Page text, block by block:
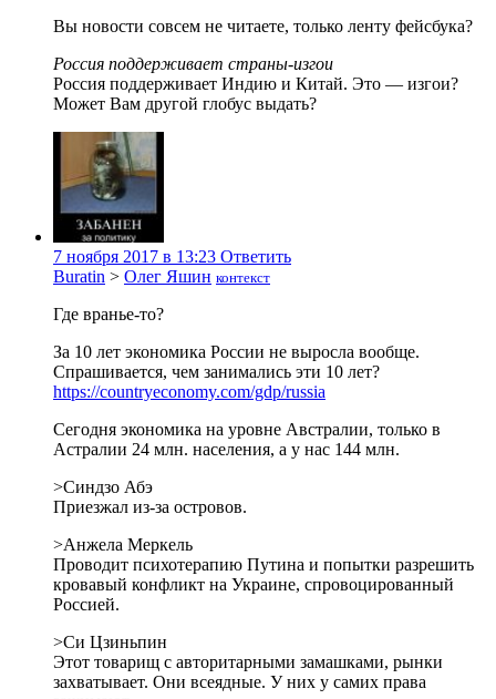
Вы новости совсем не читаете, только ленту фейсбука?
Россия поддерживает страны-изгои
Россия поддерживает Индию и Китай. Это — изгои?
Может Вам другой глобус выдать?
7 ноября 2017 в 13:23 Ответить
Buratin > Олег Яшин контекст
Где вранье-то?
За 10 лет экономика России не выросла вообще.
Спрашивается, чем занимались эти 10 лет?
https://countryeconomy.com/gdp/russia
Сегодня экономика на уровне Австралии, только в
Астралии 24 млн. населения, а у нас 144 млн.
>Синдзо Абэ
Приезжал из-за островов.
>Анжела Меркель
Проводит психотерапию Путина и попытки разрешить
кровавый конфликт на Украине, спровоцированный
Россией.
>Си Цзиньпин
Этот товарищ с авторитарными замашками, рынки
захватывает. Они всеядные. У них у самих права